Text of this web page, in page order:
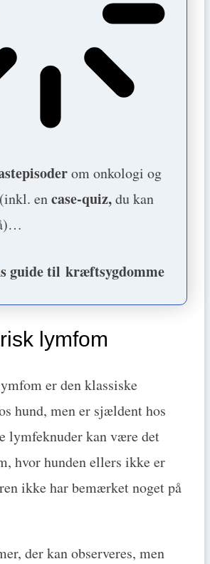
guide til kræftsygdomme
om onkologi og
encase-quiz,du kan
lymfom
er den klassiske
hund, men er sjældent hos
lymfeknuder kan være det
hvor hunden ellers ikke er
ikke har bemærket noget på
der kan observeres, men